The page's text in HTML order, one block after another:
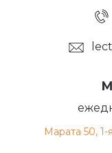
Марата 50,